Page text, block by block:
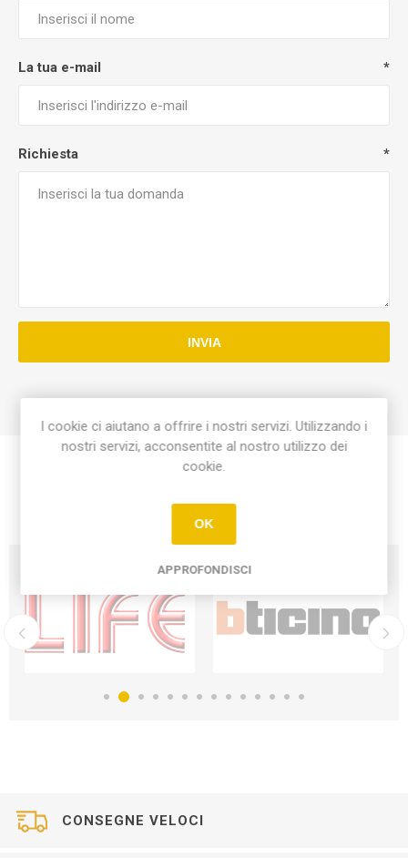
La tua e-mail *
Richiesta *
INVIA
CONSEGNE VELOCI
I cookie ci aiutano a offrire i nostri servizi. Utilizzando i
nostri servizi, acconsentite al nostro utilizzo dei
cookie.
OK
APPROFONDISCI